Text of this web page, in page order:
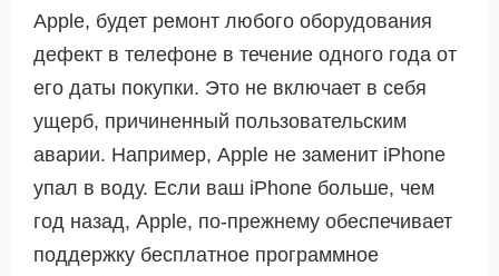
Apple, будет ремонт любого оборудования
дефект в телефоне в течение одного года от
его даты покупки. Это не включает в себя
ущерб, причиненный пользовательским
аварии. Например, Apple не заменит iPhone
упал в воду. Если ваш iPhone больше, чем
год назад, Apple, по-прежнему обеспечивает
поддержку бесплатное программное